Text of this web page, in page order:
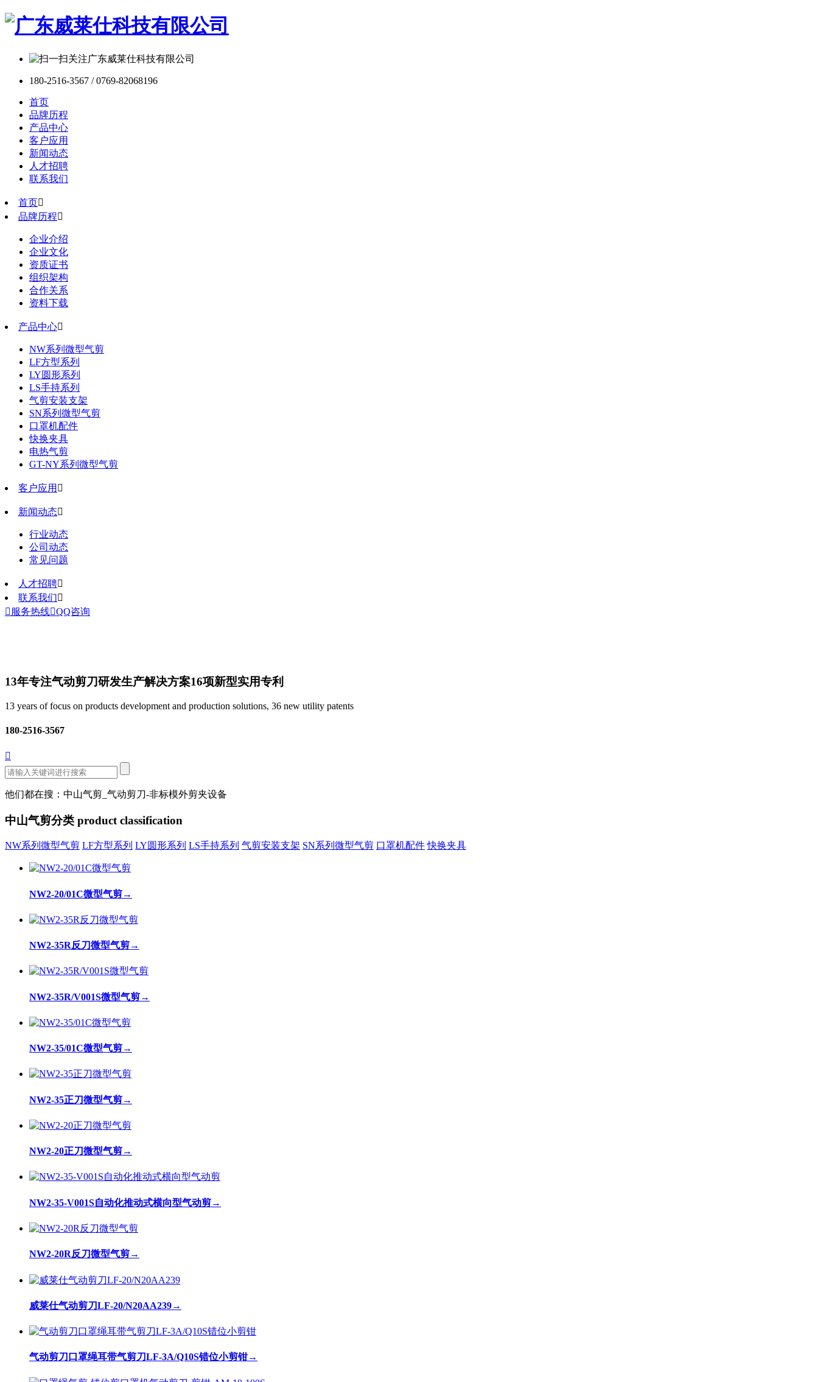
180-2516-3567 / 0769-82068196
首页
品牌历程
产品中心
客户应用
新闻动态
人才招聘
联系我们
首页
品牌历程
企业介绍
企业文化
资质证书
组织架构
合作关系
资料下载
产品中心
NW系列微型气剪
LF方型系列
LY圆形系列
LS手持系列
气剪安装支架
SN系列微型气剪
口罩机配件
快换夹具
电热气剪
GT-NY系列微型气剪
客户应用 
新闻动态
行业动态
公司动态
常见问题
人才招聘
联系我们
 服务热线QQ咨询
13年专注气动剪刀研发生产解决方案16项新型实用专利
13 years of focus on products development and production solutions, 36 new utility patents
180-2516-3567

他们都在搜：中山气剪_气动剪刀-非标模外剪夹设备
中山气剪分类 product classification
NW系列微型气剪 LF方型系列 LY圆形系列 LS手持系列 气剪安装支架 SN系列微型气剪 口罩机配件 快换夹具
NW2-20/01C微型气剪→
NW2-35R反刀微型气剪→
NW2-35R/V001S微型气剪→
NW2-35/01C微型气剪→
NW2-35正刀微型气剪→
NW2-20正刀微型气剪→
NW2-35-V001S自动化推动式横向型气动剪→
NW2-20R反刀微型气剪→
威莱仕气动剪刀LF-20/N20AA239→
气动剪刀口罩绳耳带气剪刀LF-3A/Q10S错位小剪钳→